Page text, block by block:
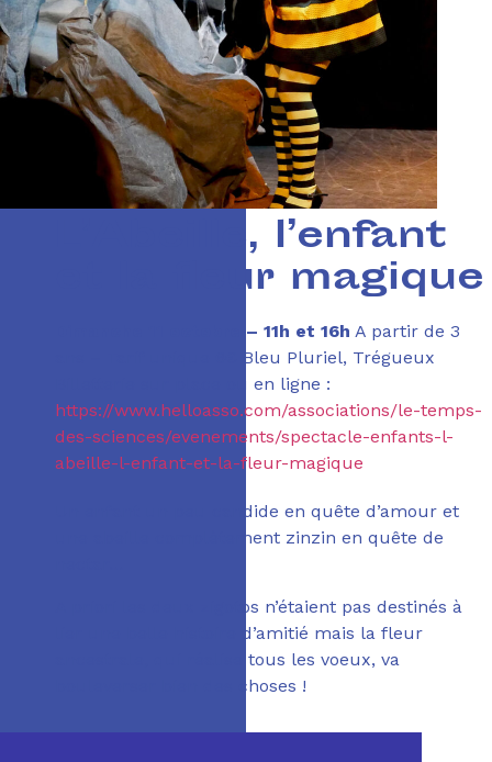
L’Abeille, l’enfant
et la fleur magique
Dimanche 11 octobre – 11h et 16h A partir de 3
ans – Tarif unique 6€ Bleu Pluriel, Trégueux
Billetterie sur place ou en ligne :
https://www.helloasso.com/associations/le-temps-
des-sciences/evenements/spectacle-enfants-l-
abeille-l-enfant-et-la-fleur-magique
Un enfant un peu candide en quête d’amour et
une abeille complètement zinzin en quête de
A priori les deux zigotos n’étaient pas destinés à
d’amitié mais la fleur
ancestrale, qui réalise tous les voeux, va
bouleverser bien des choses !